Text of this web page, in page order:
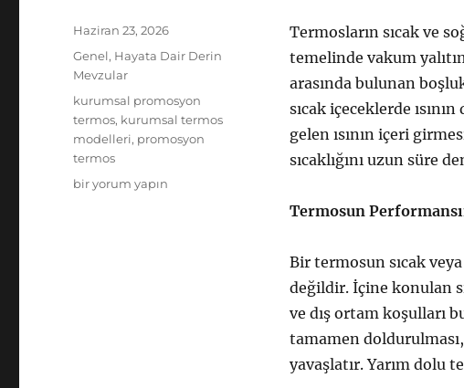
Termosların sıcak ve
temelinde vakum
arasında bulunan
sıcak içeceklerde
gelen ısının içeri
sıcaklığını uzun süre
Termosun
Bir termosun sıcak
değildir. İçine konulan
ve dış ortam koşulları
tamamen
yavaşlatır. Yarım dolu
Yayın
Haziran 23, 2026
Kategoriler
Genel, Hayata Dair Derin
Mevzular
Etiketler
kurumsal promosyon
termos, kurumsal termos
modelleri, promosyon
termos
Termoslar
bir yorum yapın